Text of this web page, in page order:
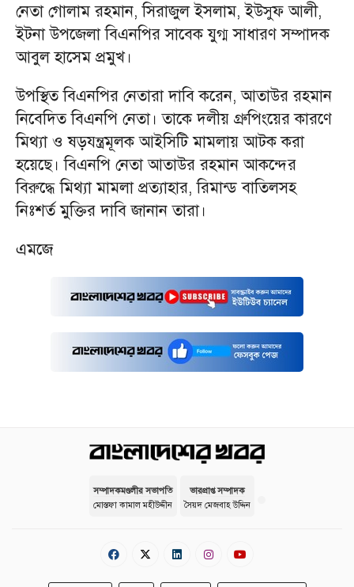
নেতা গোলাম রহমান, সিরাজুল ইসলাম, ইউসুফ আলী,
ইটনা উপজেলা বিএনপির সাবেক যুগ্ম সাধারণ সম্পাদক
আবুল হাসেম প্রমুখ।
উপস্থিত বিএনপির নেতারা দাবি করেন, আতাউর রহমান
নিবেদিত বিএনপি নেতা। তাকে দলীয় গ্রুপিংয়ের কারণে
মিথ্যা ও ষড়যন্ত্রমূলক আইসিটি মামলায় আটক করা
হয়েছে। বিএনপি নেতা আতাউর রহমান আকন্দের
বিরুদ্ধে মিথ্যা মামলা প্রত্যাহার, রিমান্ড বাতিলসহ
নিঃশর্ত মুক্তির দাবি জানান তারা।
এমজে
সম্পাদকমণ্ডলীর সভাপতি
মোস্তফা কামাল মহীউদ্দীন
ভারপ্রাপ্ত সম্পাদক
সৈয়দ মেজবাহ উদ্দিন